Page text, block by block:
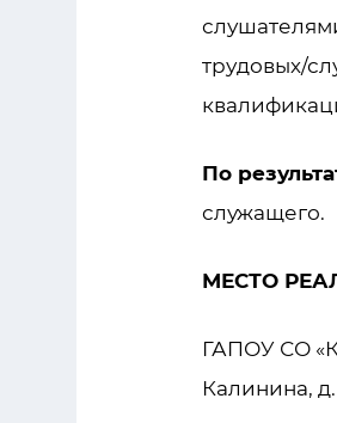
трудовых/
По
служащего.
МЕСТО
ГАПОУ СО
Калинина, д.